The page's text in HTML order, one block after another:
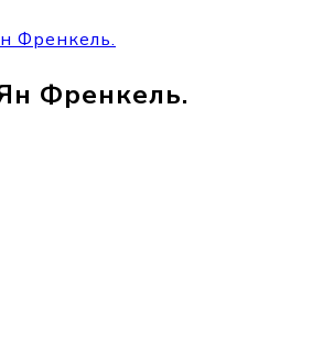
Френкель.
Френкель.